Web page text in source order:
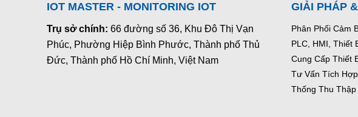
IOT MASTER - MONITORING IOT
Trụ sở chính: 66 đường số 36, Khu Đô Thị Vạn
Phúc, Phường Hiệp Bình Phước, Thành phố Thủ
Đức, Thành phố Hồ Chí Minh, Việt Nam
GIẢI PHÁP
Phân Phối Cảm
PLC, HMI, Thiết
Cung Cấp Thiết
Tư Vấn Tích
Thống Thu Thập